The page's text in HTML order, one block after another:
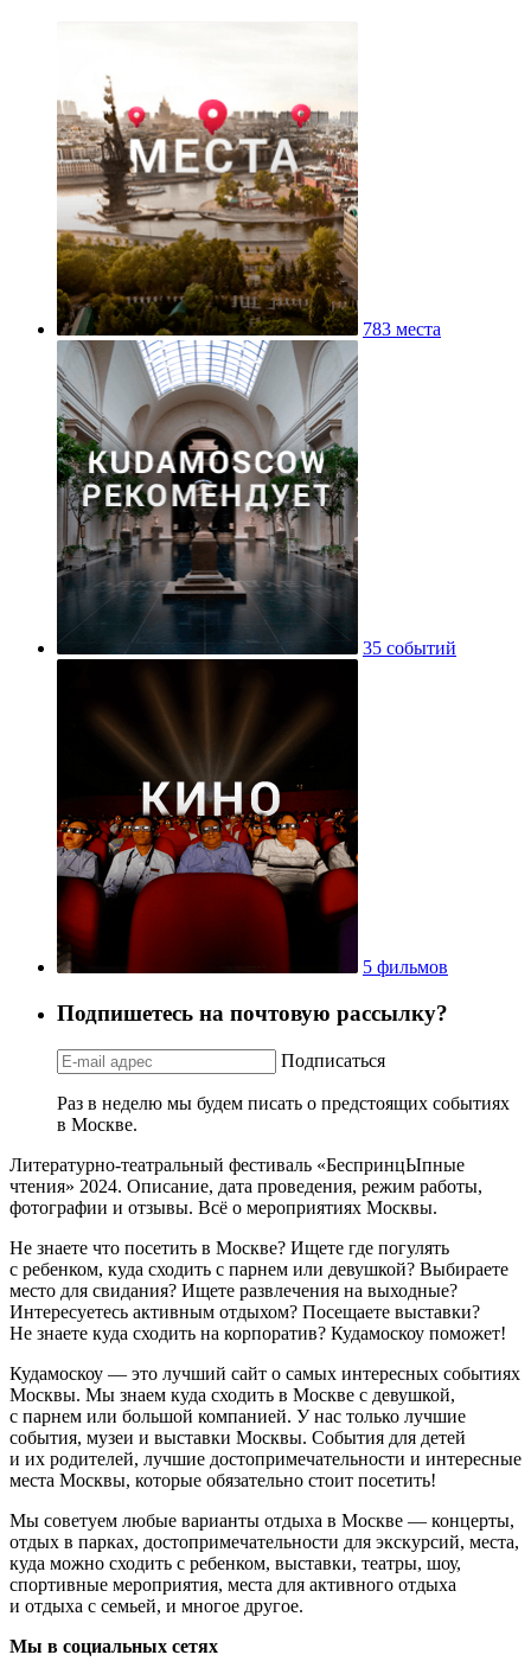
783 места
35 событий
5 фильмов
Подпишетесь на почтовую рассылку?
Подписаться
Раз в неделю мы будем писать о предстоящих событиях
в Москве.
Литературно-театральный фестиваль «БеспринцЫпные
чтения» 2024. Описание, дата проведения, режим работы,
фотографии и отзывы. Всё о мероприятиях Москвы.
Не знаете что посетить в Москве? Ищете где погулять
с ребенком, куда сходить с парнем или девушкой? Выбираете
место для свидания? Ищете развлечения на выходные?
Интересуетесь активным отдыхом? Посещаете выставки?
Не знаете куда сходить на корпоратив? Кудамоскоу поможет!
Кудамоскоу — это лучший сайт о самых интересных событиях
Москвы. Мы знаем куда сходить в Москве с девушкой,
с парнем или большой компанией. У нас только лучшие
события, музеи и выставки Москвы. События для детей
и их родителей, лучшие достопримечательности и интересные
места Москвы, которые обязательно стоит посетить!
Мы советуем любые варианты отдыха в Москве — концерты,
отдых в парках, достопримечательности для экскурсий, места,
куда можно сходить с ребенком, выставки, театры, шоу,
спортивные мероприятия, места для активного отдыха
и отдыха с семьей, и многое другое.
Мы в социальных сетях